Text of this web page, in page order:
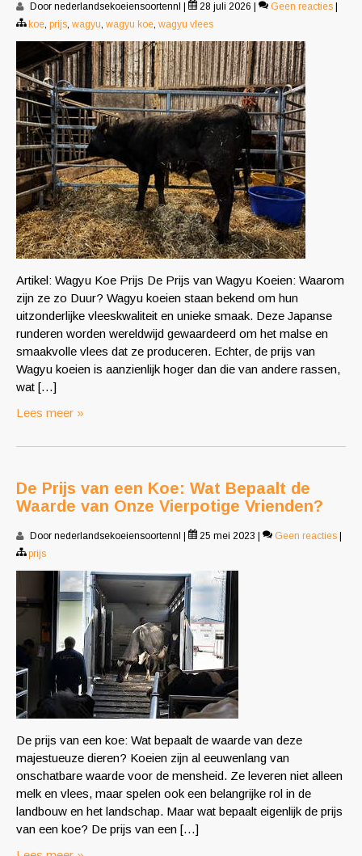
Door nederlandsekoeiensoortennl 28 juli 2026 Geen reacties
koe, prijs, wagyu, wagyu koe, wagyu vlees
Artikel: Wagyu Koe Prijs De Prijs van Wagyu Koeien: Waarom
zijn ze zo Duur? Wagyu koeien staan bekend om hun
uitzonderlijke vleeskwaliteit en unieke smaak. Deze Japanse
runderen worden wereldwijd gewaardeerd om het malse en
smaakvolle vlees dat ze produceren. Echter, de prijs van
Wagyu koeien is aanzienlijk hoger dan die van andere rassen,
wat […]
Lees meer »
De Prijs van een Koe: Wat Bepaalt de
Waarde van Onze Vierpotige Vrienden?
Door nederlandsekoeiensoortennl 25 mei 2023 Geen reacties
prijs
De prijs van een koe: Wat bepaalt de waarde van deze
majestueuze dieren? Koeien zijn al eeuwenlang van
onschatbare waarde voor de mensheid. Ze leveren niet alleen
melk en vlees, maar spelen ook een belangrijke rol in de
landbouw en het landschap. Maar wat bepaalt eigenlijk de prijs
van een koe? De prijs van een […]